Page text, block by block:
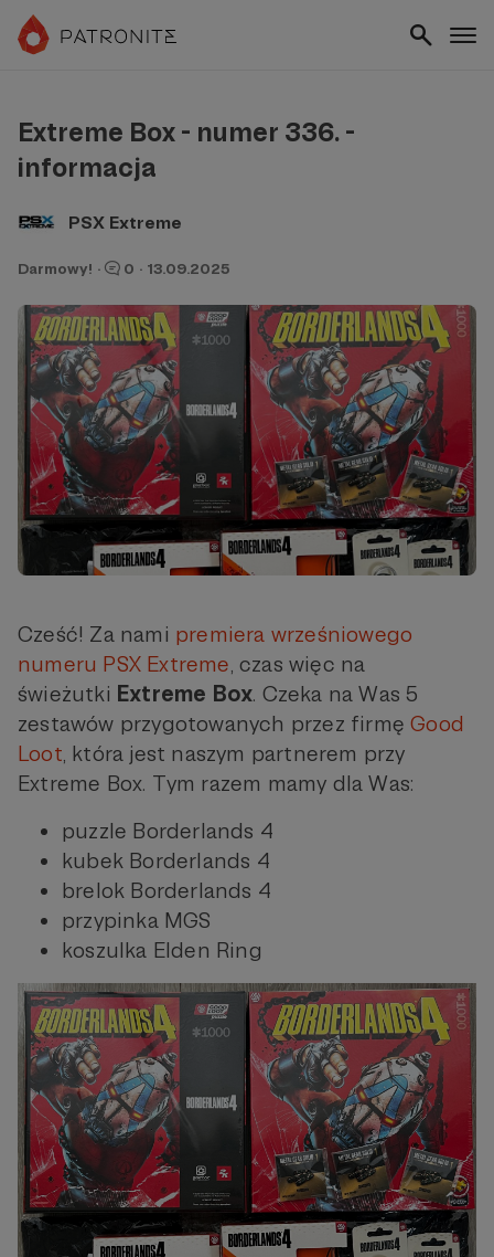
Extreme Box - numer 336. -
informacja
PSX Extreme
Darmowy! · 0 · 13.09.2025
Cześć! Za nami premiera wrześniowego
numeru PSX Extreme, czas więc na
świeżutki Extreme Box. Czeka na Was 5
zestawów przygotowanych przez firmęGood
Loot, która jest naszym partnerem przy
Extreme Box. Tym razem mamy dla Was:
puzzle Borderlands 4
kubek Borderlands 4
brelok Borderlands 4
przypinka MGS
koszulka Elden Ring